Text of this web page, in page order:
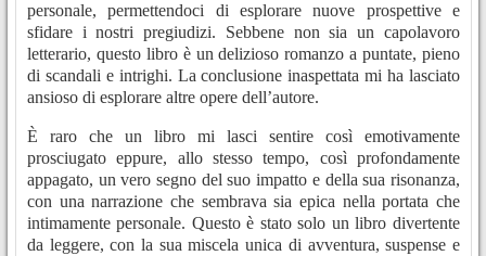
personale, permettendoci di esplorare nuove prospettive e
sfidare i nostri pregiudizi. Sebbene non sia un capolavoro
letterario, questo libro è un delizioso romanzo a puntate, pieno
di scandali e intrighi. La conclusione inaspettata mi ha lasciato
ansioso di esplorare altre opere dell’autore.
È raro che un libro mi lasci sentire così emotivamente
prosciugato eppure, allo stesso tempo, così profondamente
appagato, un vero segno del suo impatto e della sua risonanza,
con una narrazione che sembrava sia epica nella portata che
intimamente personale. Questo è stato solo un libro divertente
da leggere, con la sua miscela unica di avventura, suspense e